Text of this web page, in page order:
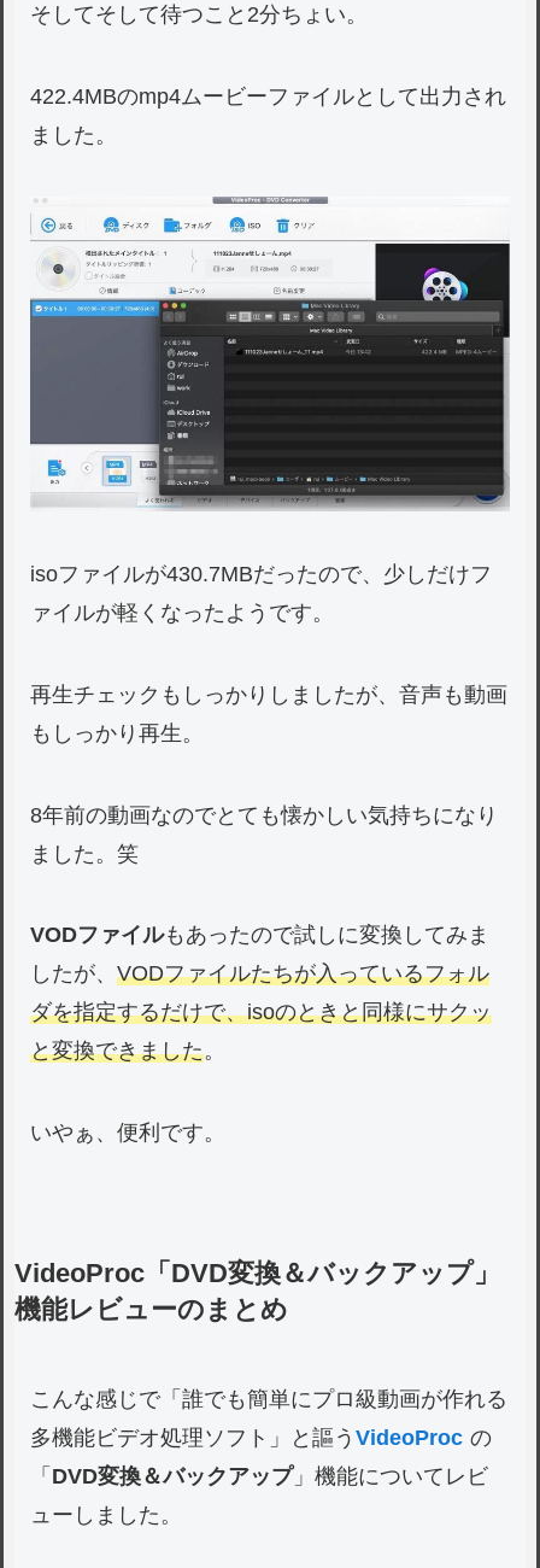
そしてそして待つこと2分ちょい。
422.4MBのmp4ムービーファイルとして出力され
ました。
isoファイルが430.7MBだったので、少しだけフ
ァイルが軽くなったようです。
再生チェックもしっかりしましたが、音声も動画
もしっかり再生。
8年前の動画なのでとても懐かしい気持ちになり
ました。笑
VODファイルもあったので試しに変換してみま
したが、VODファイルたちが入っているフォル
ダを指定するだけで、isoのときと同様にサクッ
と変換できました。
いやぁ、便利です。
VideoProc「DVD変換＆バックアップ」
機能レビューのまとめ
こんな感じで「誰でも簡単にプロ級動画が作れる
多機能ビデオ処理ソフト」と謳うVideoProc の
「 DVD変換＆バックアップ」機能についてレビ
ューしました。